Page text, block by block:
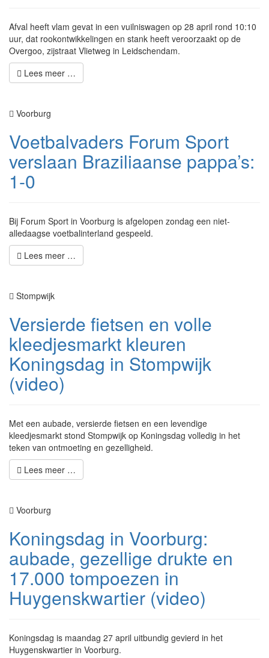
Afval heeft vlam gevat in een vuilniswagen op 28 april rond 10:10
uur, dat rookontwikkelingen en stank heeft veroorzaakt op de
Overgoo, zijstraat Vlietweg in Leidschendam.
Lees meer …
Voorburg
Voetbalvaders Forum Sport
verslaan Braziliaanse pappa’s:
1-0
Bij Forum Sport in Voorburg is afgelopen zondag een niet-
alledaagse voetbalinterland gespeeld.
Lees meer …
Stompwijk
Versierde fietsen en volle
kleedjesmarkt kleuren
Koningsdag in Stompwijk
(video)
Met een aubade, versierde fietsen en een levendige
kleedjesmarkt stond Stompwijk op Koningsdag volledig in het
teken van ontmoeting en gezelligheid.
Lees meer …
Voorburg
Koningsdag in Voorburg:
aubade, gezellige drukte en
17.000 tompoezen in
Huygenskwartier (video)
Koningsdag is maandag 27 april uitbundig gevierd in het
Huygenskwartier in Voorburg.